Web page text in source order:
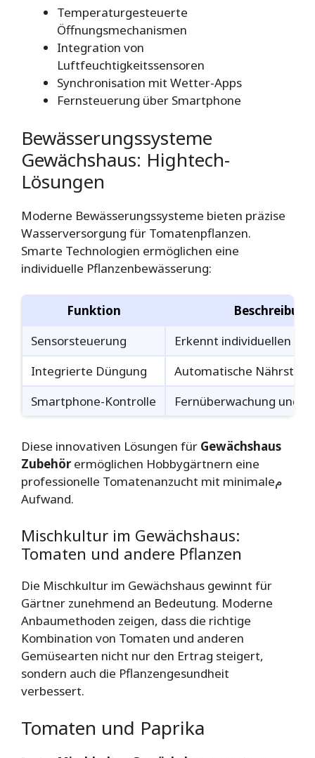
Temperaturgesteuerte
Öffnungsmechanismen
Integration von
Luftfeuchtigkeitssensoren
Synchronisation mit Wetter-Apps
Fernsteuerung über Smartphone
Bewässerungssysteme
Gewächshaus: Hightech-
Lösungen
Moderne Bewässerungssysteme bieten präzise
Wasserversorgung für Tomatenpflanzen.
Smarte Technologien ermöglichen eine
individuelle Pflanzenbewässerung:
Funktion
Beschreibung
Sensorsteuerung
Erkennt individuellen
Integrierte Düngung
Automatische
Smartphone-Kontrolle
Fernüberwachung und
Diese innovativen Lösungen für Gewächshaus
Zubehörermöglichen Hobbygärtnern eine
professionelle Tomatenanzucht mit minimaleم
Aufwand.
Mischkultur im Gewächshaus:
Tomaten und andere Pflanzen
Die Mischkultur im Gewächshaus gewinnt für
Gärtner zunehmend an Bedeutung. Moderne
Anbaumethoden zeigen, dass die richtige
Kombination von Tomaten und anderen
Gemüsearten nicht nur den Ertrag steigert,
sondern auch die Pflanzengesundheit
verbessert.
Tomaten und Paprika